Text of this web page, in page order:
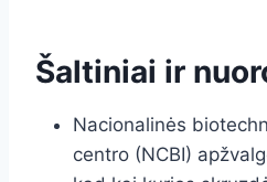
Šaltiniai ir
Nacionalinės
centro (NCBI)